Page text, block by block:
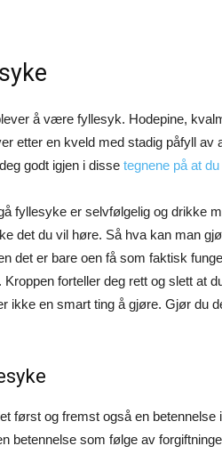
å være fyllesyk. Hodepine,
etter en kveld med stadig påfyll av
godt igjen i disse tegnene på at
fyllesyke er selvfølgelig og drikke
det du vil høre. Så hva kan man
det er bare oen få som faktisk
forteller deg rett og slett at
ikke en smart ting å gjøre. Gjør du
først og fremst også en
betennelse som følge av